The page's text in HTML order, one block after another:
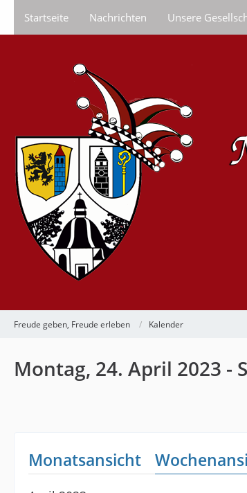
Startseite Nachrichten Unsere
Freude geben, Freude erleben Kalender
Montag, 24. April 2023 -
Monatsansicht